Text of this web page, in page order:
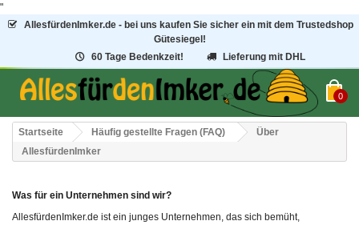
"
AllesfürdenImker.de - bei uns kaufen Sie sicher ein mit dem Trustedshop
Gütesiegel!
60 Tage Bedenkzeit!
Lieferung mit DHL
0
Startseite Häufig gestellte Fragen (FAQ)
Über
AllesfürdenImker
Was für ein Unternehmen sind wir?
AllesfürdenImker.de ist ein junges Unternehmen, das sich bemüht,